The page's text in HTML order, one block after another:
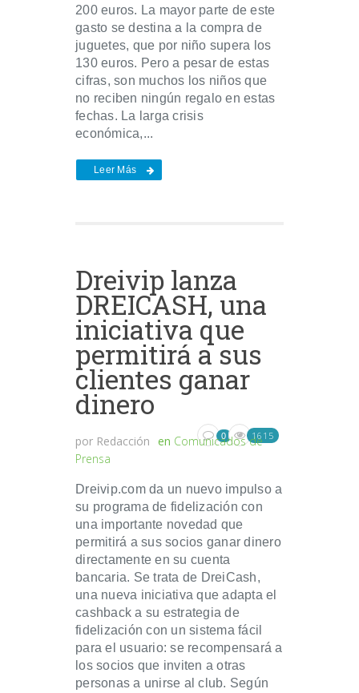
200 euros. La mayor parte de este
gasto se destina a la compra de
juguetes, que por niño supera los
130 euros. Pero a pesar de estas
cifras, son muchos los niños que
no reciben ningún regalo en estas
fechas. La larga crisis
económica,...
Leer Más
Dreivip lanza
DREICASH, una
iniciativa que
permitirá a sus
clientes ganar
dinero
por Redacción en Comunicados de
Prensa
0 1615
Dreivip.com da un nuevo impulso a
su programa de fidelización con
una importante novedad que
permitirá a sus socios ganar dinero
directamente en su cuenta
bancaria. Se trata de DreiCash,
una nueva iniciativa que adapta el
cashback a su estrategia de
fidelización con un sistema fácil
para el usuario: se recompensará a
los socios que inviten a otras
personas a unirse al club. Según